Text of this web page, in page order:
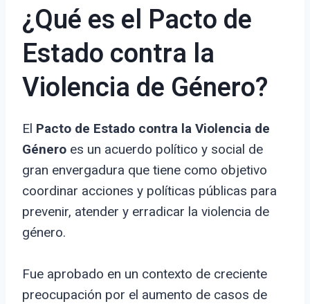
¿Qué es el Pacto de
Estado contra la
Violencia de Género?
El Pacto de Estado contra la Violencia de
Género es un acuerdo político y social de
gran envergadura que tiene como objetivo
coordinar acciones y políticas públicas para
prevenir, atender y erradicar la violencia de
género.
Fue aprobado en un contexto de creciente
preocupación por el aumento de casos de